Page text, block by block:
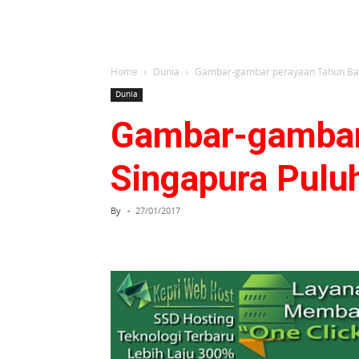
Home Dunia Gambar-gambar perayaan Tahun
Dunia
Gambar-
Singapura
By - 27/01/2017